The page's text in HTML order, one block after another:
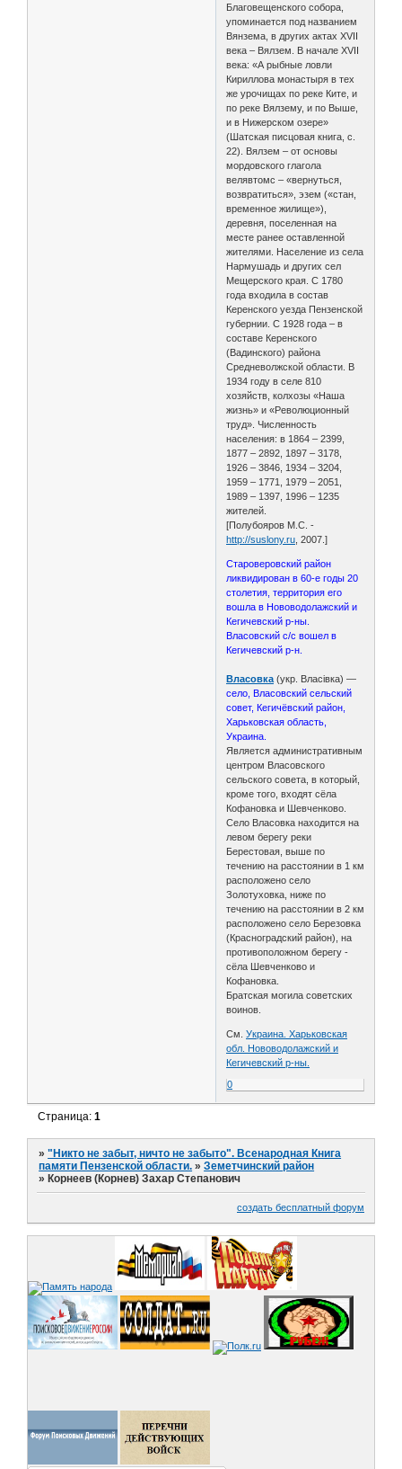
Благовещенского собора,
упоминается под названием
Вянзема, в других актах XVII
века – Вялзем. В начале XVII
века: «А рыбные ловли
Кириллова монастыря в тех
же урочищах по реке Ките, и
по реке Вялзему, и по Выше,
и в Нижерском озере»
(Шатская писцовая книга, с.
22). Вялзем – от основы
мордовского глагола
велявтомс – «вернуться,
возвратиться», эзем («стан,
временное жилище»),
деревня, поселенная на
месте ранее оставленной
жителями. Население из села
Нармушадь и других сел
Мещерского края. С 1780
года входила в состав
Керенского уезда Пензенской
губернии. С 1928 года – в
составе Керенского
(Вадинского) района
Средневолжской области. В
1934 году в селе 810
хозяйств, колхозы «Наша
жизнь» и «Революционный
труд». Численность
населения: в 1864 – 2399,
1877 – 2892, 1897 – 3178,
1926 – 3846, 1934 – 3204,
1959 – 1771, 1979 – 2051,
1989 – 1397, 1996 – 1235
жителей.
[Полубояров М.С. -
http://suslony.ru , 2007.]
Староверовский район
ликвидирован в 60-е годы 20
столетия, территория его
вошла в Нововодолажский и
Кегичевский р-ны.
Власовский с/с вошел в
Кегичевский р-н.
Власовка (укр. Власівка) —
село, Власовский сельский
совет, Кегичёвский район,
Харьковская область,
Украина.
Является административным
центром Власовского
сельского совета, в который,
кроме того, входят сёла
Кофановка и Шевченково.
Село Власовка находится на
левом берегу реки
Берестовая, выше по
течению на расстоянии в 1 км
расположено село
Золотуховка, ниже по
течению на расстоянии в 2 км
расположено село Березовка
(Красноградский район), на
противоположном берегу -
сёла Шевченково и
Кофановка.
Братская могила советских
воинов.
См.Украина. Харьковская
обл. Нововодолажский и
Кегичевский р-ны.
0
Страница:1
»"Никто не забыт, ничто не забыто". Всенародная Книга
памяти Пензенской области. »Земетчинский район
» Корнеев (Корнев) Захар Степанович
создать бесплатный форум